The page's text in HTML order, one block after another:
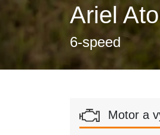
Ariel
6-speed
Motor a